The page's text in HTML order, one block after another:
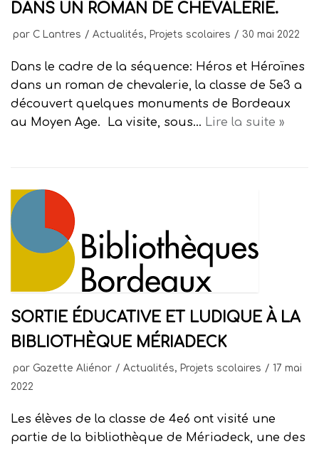
DANS UN ROMAN DE CHEVALERIE.
par C Lantres Actualités, Projets scolaires 30 mai 2022
Dans le cadre de la séquence: Héros et Héroïnes
dans un roman de chevalerie, la classe de 5e3 a
découvert quelques monuments de Bordeaux
au Moyen Age. La visite, sous… Lire la suite »
SORTIE ÉDUCATIVE ET LUDIQUE À LA
BIBLIOTHÈQUE MÉRIADECK
par Gazette Aliénor Actualités, Projets scolaires
17 mai
2022
Les élèves de la classe de 4e6 ont visité une
partie de la bibliothèque de Mériadeck, une des